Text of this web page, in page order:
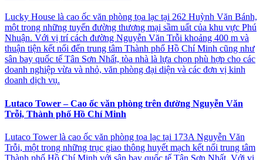
Lucky House là cao ốc văn phòng tọa lạc tại 262 Huỳnh Văn Bánh,
một trong những tuyến đường thương mại sầm uất của khu vực Phú
Nhuận. Với vị trí cách đường Nguyễn Văn Trỗi khoảng 400 m và
thuận tiện kết nối đến trung tâm Thành phố Hồ Chí Minh cũng như
sân bay quốc tế Tân Sơn Nhất, tòa nhà là lựa chọn phù hợp cho các
doanh nghiệp vừa và nhỏ, văn phòng đại diện và các đơn vị kinh
doanh dịch vụ.
Lutaco Tower – Cao ốc văn phòng trên đường Nguyễn Văn
Trỗi, Thành phố Hồ Chí Minh
Lutaco Tower là cao ốc văn phòng tọa lạc tại 173A Nguyễn Văn
Trỗi, một trong những trục giao thông huyết mạch kết nối trung tâm
Thành phố Hồ Chí Minh với sân bay quốc tế Tân Sơn Nhất. Với vị